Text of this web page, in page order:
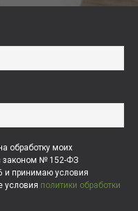
обработку моих
законом № 152-ФЗ
и принимаю условия
условия политики обработки